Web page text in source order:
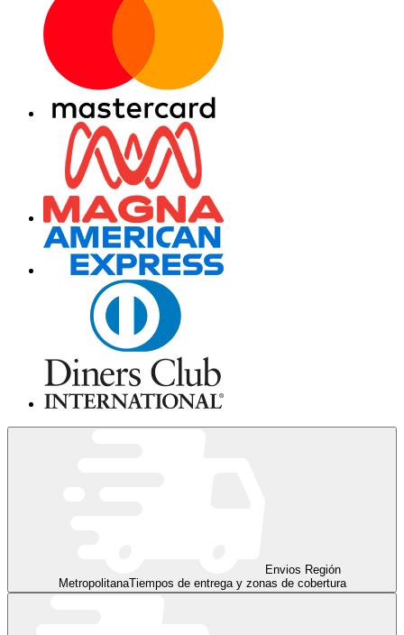
Envios Región
MetropolitanaTiempos de entrega y zonas de cobertura